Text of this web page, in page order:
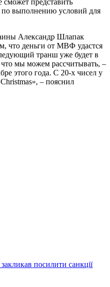
по выполнению условий для
Александр Шлапак
что деньги от МВФ удастся
транш уже будет в
мы можем рассчитывать, –
этого года. С 20-х чисел у
– пояснил